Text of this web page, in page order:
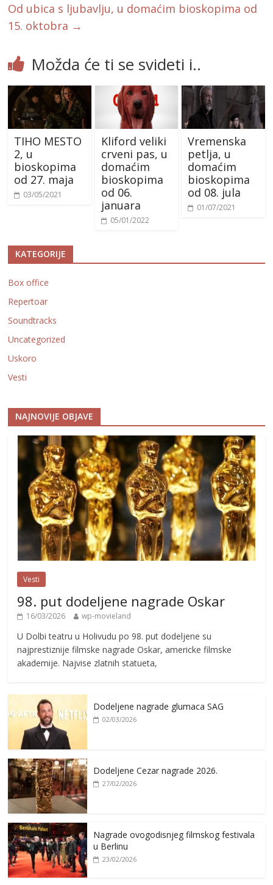
Od ubica s ljubavlju, u domaćim bioskopima od
15. oktobra →
Možda će ti se svideti i..
TIHO MESTO
2, u
bioskopima
od 27. maja
03/05/2021
Kliford veliki
crveni pas, u
domaćim
bioskopima
od 06.
januara
05/01/2022
Vremenska
petlja, u
domaćim
bioskopima
od 08. jula
01/07/2021
KATEGORIJE
Box office
Repertoar
Soundtracks
Uncategorized
Uskoro
Vesti
NAJNOVIJE OBJAVE
Vesti
98. put dodeljene nagrade Oskar
16/03/2026 wp-movieland
U Dolbi teatru u Holivudu po 98. put dodeljene su
najprestiznije filmske nagrade Oskar, americke filmske
akademije. Najvise zlatnih statueta,
Dodeljene nagrade glumaca SAG
02/03/2026
Dodeljene Cezar nagrade 2026.
27/02/2026
Nagrade ovogodisnjeg filmskog festivala
u Berlinu
23/02/2026